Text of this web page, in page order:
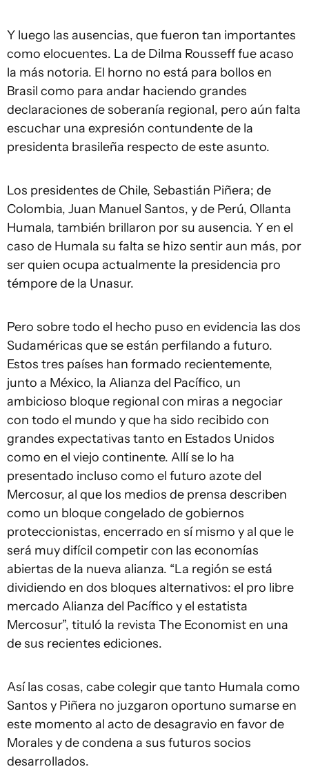
Y luego las ausencias, que fueron tan importantes
como elocuentes. La de Dilma Rousseff fue acaso
la más notoria. El horno no está para bollos en
Brasil como para andar haciendo grandes
declaraciones de soberanía regional, pero aún falta
escuchar una expresión contundente de la
presidenta brasileña respecto de este asunto.
Los presidentes de Chile, Sebastián Piñera; de
Colombia, Juan Manuel Santos, y de Perú, Ollanta
Humala, también brillaron por su ausencia. Y en el
caso de Humala su falta se hizo sentir aun más, por
ser quien ocupa actualmente la presidencia pro
témpore de la Unasur.
Pero sobre todo el hecho puso en evidencia las dos
Sudaméricas que se están perfilando a futuro.
Estos tres países han formado recientemente,
junto a México, la Alianza del Pacífico, un
ambicioso bloque regional con miras a negociar
con todo el mundo y que ha sido recibido con
grandes expectativas tanto en Estados Unidos
como en el viejo continente. Allí se lo ha
presentado incluso como el futuro azote del
Mercosur, al que los medios de prensa describen
como un bloque congelado de gobiernos
proteccionistas, encerrado en sí mismo y al que le
será muy difícil competir con las economías
abiertas de la nueva alianza. “La región se está
dividiendo en dos bloques alternativos: el pro libre
mercado Alianza del Pacífico y el estatista
Mercosur”, tituló la revista The Economist en una
de sus recientes ediciones.
Así las cosas, cabe colegir que tanto Humala como
Santos y Piñera no juzgaron oportuno sumarse en
este momento al acto de desagravio en favor de
Morales y de condena a sus futuros socios
desarrollados.